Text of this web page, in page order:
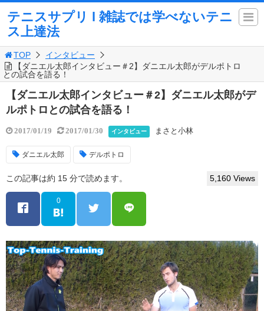
テニスサプリ l 雑誌では学べないテニ
ス上達法
TOP
インタビュー
【ダニエル太郎インタビュー＃2】ダニエル太郎がデルポトロ
との試合を語る！
【ダニエル太郎インタビュー＃2】ダニエル太郎がデ
ルポトロとの試合を語る！
2017/01/19 2017/01/30 インタビュー まさと小林
ダニエル太郎 デルポトロ
この記事は約 15 分で読めます。 5,160 Views
0